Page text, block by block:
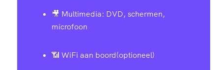
🎥 Multimedia: DVD, schermen,
microfoon
📶 WiFi aan boord(optioneel)